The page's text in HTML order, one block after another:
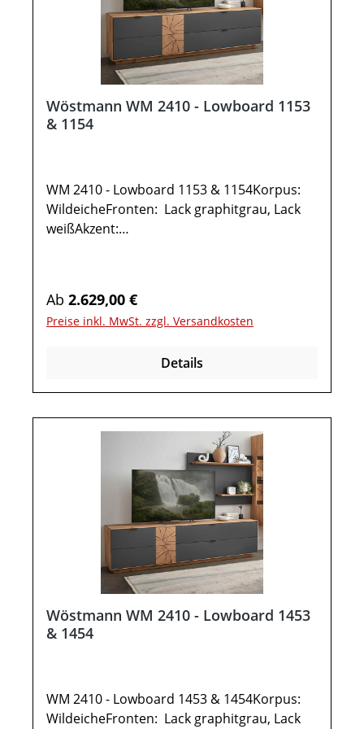
Deko oder andere Beimöbel sind nicht
enthalten. Abbildung kann abweichen.
Wöstmann WM 2410 - Lowboard 1153
& 1154
WM 2410 - Lowboard 1153 & 1154Korpus:
WildeicheFronten: Lack graphitgrau, Lack
weißAkzent:
Lowboard 1154Gesamtmaße in cm: B 211,9
/ H 54,3 / T 45,21x Lowboard TYPE 11531 Tür
Hirnholz1 Klappe 1 AuszugOptional:IR-
links oder rechtsVollauszug für 1
AuszugEinlegeboden B 88,0 cmMöbel ist
vormontiert (Restmontage kann
erforderlich sein).Farben können auf
verschiedenen Bildschirmen abweichen.
Deko oder andere Beimöbel sind nicht
enthalten. Abbildung kann abweichen.
Regulärer Preis:
Ab 2.629,00 €
Preise inkl. MwSt. zzgl. Versandkosten
Details
Wöstmann WM 2410 - Lowboard 1453
& 1454
WM 2410 - Lowboard 1453 & 1454Korpus:
WildeicheFronten: Lack graphitgrau, Lack